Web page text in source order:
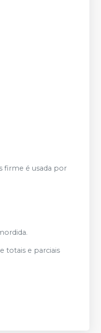
firme é usada por
totais e parciais